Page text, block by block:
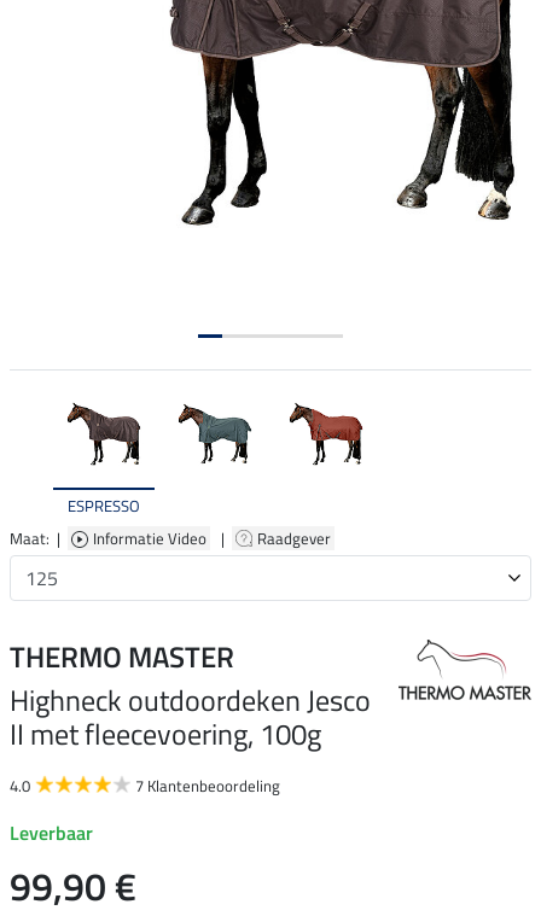
ESPRESSO
Maat: |
Informatie Video | Raadgever
THERMO MASTER
Highneck outdoordeken Jesco
II met fleecevoering, 100g
4.0 7 Klantenbeoordeling
Leverbaar
99,90 €